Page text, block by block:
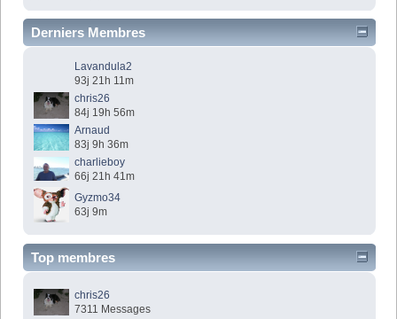
Derniers Membres
Lavandula2
93j 21h 11m
chris26
84j 19h 56m
Arnaud
83j 9h 36m
charlieboy
66j 21h 41m
Gyzmo34
63j 9m
Top membres
chris26
7311 Messages